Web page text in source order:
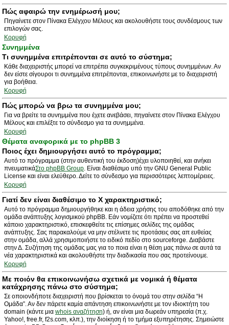
Πώς αφαιρώ την ενημέρωσή μου;
Πηγαίνετε στον Πίνακα Ελέγχου Μέλους και ακολουθήστε τους συνδέσμους των
επιλογών σας.
Κορυφή
Συνημμένα
Τι συνημμένα επιτρέπονται σε αυτό το σύστημα;
Κάθε διαχειριστής μπορεί να επιτρέπει συγκεκριμένους τύπους συνημμένων. Αν
δεν είστε σίγουροι τι συνημμένα επιτρέπονται, επικοινωνήστε με το διαχειριστή
για βοήθεια.
Κορυφή
Πώς μπορώ να βρω τα συνημμένα μου;
Για να βρείτε τα συνημμένα που έχετε ανεβάσει, πηγαίνετε στον Πίνακα Ελέγχου
Μέλους και επιλέξτε το σύνδεσμο για τα συνημμένα.
Κορυφή
Θέματα αναφορικά με το phpBB 3
Ποιος έχει δημιουργήσει αυτό το πρόγραμμα;
Αυτό το πρόγραμμα (στην αυθεντική του έκδοση)έχει υλοποιηθεί, και ανήκει
πνευματικάΣτο phpBB Group. Είναι διαθέσιμο υπό την GNU General Public
License και είναι ελεύθερο. Δείτε το σύνδεσμο για περισσότερες λεπτομέρειες.
Κορυφή
Γιατί δεν είναι διαθέσιμο το Χ χαρακτηριστικό;
Αυτό το πρόγραμμα δημιουργήθηκε και η άδεια χρήσης του αποδόθηκε από την
ομάδα ανάπτυξης λογισμικού phpBB. Εάν νομίζετε ότι πρέπει να προστεθεί
κάποιο χαρακτηριστικό, επισκεφθείτε τις επίσημες σελίδες της ομάδας
ανάπτυξης. Σας παρακαλούμε να μην στέλνετε τις προτάσεις σας απ ευθείας
στην ομάδα, αλλά χρησιμοποιήστε το ειδικό πεδίο στο sourceforge. Διαβάστε
στην Δ. Συζήτηση της ομάδας μας για το ποια είναι η θέση μας πάνω σε αυτά τα
νέα χαρακτηριστικά και ακολουθήστε την διαδικασία που σας προτείνουμε.
Κορυφή
Με ποιόν θα επικοινωνήσω σχετικά με νομικά ή θέματα
κατάχρησης πάνω στο σύστημα;
Σε οποιονδήποτε διαχειριστή που βρίσκεται το όνομά του στην σελίδα “Η
Ομάδα”. Αν δεν πάρετε καμία απάντηση επικοινωνήστε με τον ιδιοκτήτη του
domain (κάντε μια whois αναζήτηση) ή, αν είναι μια δωρεάν υπηρεσία (π.χ.
Yahoo!, free.fr, f2s.com, κλπ.), την διοίκηση ή το τμήμα εξυπηρέτησης. Σημειώστε